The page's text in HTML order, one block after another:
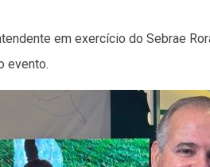
em exercício do Sebrae
evento.